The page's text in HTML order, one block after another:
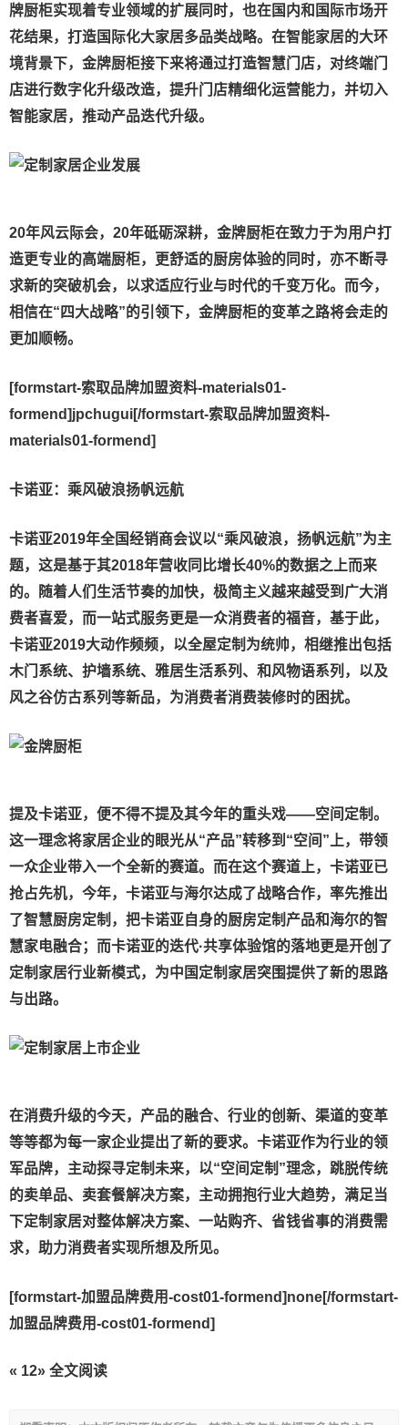
牌厨柜实现着专业领域的扩展同时，也在国内和国际市场开
花结果，打造国际化大家居多品类战略。在智能家居的大环
境背景下，金牌厨柜接下来将通过打造智慧门店，对终端门
店进行数字化升级改造，提升门店精细化运营能力，并切入
智能家居，推动产品迭代升级。
20年风云际会，20年砥砺深耕，金牌厨柜在致力于为用户打
造更专业的高端厨柜，更舒适的厨房体验的同时，亦不断寻
求新的突破机会，以求适应行业与时代的千变万化。而今，
相信在“四大战略”的引领下，金牌厨柜的变革之路将会走的
更加顺畅。
[formstart-索取品牌加盟资料-materials01-
formend]jpchugui[/formstart-索取品牌加盟资料-
materials01-formend]
卡诺亚：乘风破浪扬帆远航
卡诺亚2019年全国经销商会议以“乘风破浪，扬帆远航”为主
题，这是基于其2018年营收同比增长40%的数据之上而来
的。随着人们生活节奏的加快，极简主义越来越受到广大消
费者喜爱，而一站式服务更是一众消费者的福音，基于此，
卡诺亚2019大动作频频，以全屋定制为统帅，相继推出包括
木门系统、护墙系统、雅居生活系列、和风物语系列，以及
风之谷仿古系列等新品，为消费者消费装修时的困扰。
提及卡诺亚，便不得不提及其今年的重头戏——空间定制。
这一理念将家居企业的眼光从“产品”转移到“空间”上，带领
一众企业带入一个全新的赛道。而在这个赛道上，卡诺亚已
抢占先机，今年，卡诺亚与海尔达成了战略合作，率先推出
了智慧厨房定制，把卡诺亚自身的厨房定制产品和海尔的智
慧家电融合；而卡诺亚的迭代·共享体验馆的落地更是开创了
定制家居行业新模式，为中国定制家居突围提供了新的思路
与出路。
在消费升级的今天，产品的融合、行业的创新、渠道的变革
等等都为每一家企业提出了新的要求。卡诺亚作为行业的领
军品牌，主动探寻定制未来，以“空间定制”理念，跳脱传统
的卖单品、卖套餐解决方案，主动拥抱行业大趋势，满足当
下定制家居对整体解决方案、一站购齐、省钱省事的消费需
求，助力消费者实现所想及所见。
[formstart-加盟品牌费用-cost01-formend]none[/formstart-
加盟品牌费用-cost01-formend]
« 12» 全文阅读